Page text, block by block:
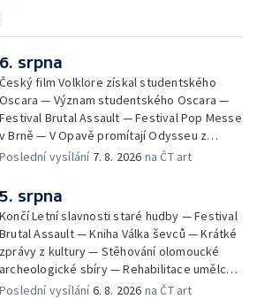
6. srpna
Český film Volklore získal studentského
Oscara — Význam studentského Oscara —
Festival Brutal Assault — Festival Pop Messe
v Brně — V Opavě promítají Odysseu z
filmového pásu
Poslední vysílání 7. 8. 2026 na ČT art
5. srpna
Končí Letní slavnosti staré hudby — Festival
Brutal Assault — Kniha Válka ševců — Krátké
zprávy z kultury — Stěhování olomoucké
archeologické sbíry — Rehabilitace umělce
Milana Knížáka — Trailer na film Osamělý vlk
Poslední vysílání6. 8. 2026 na ČT art